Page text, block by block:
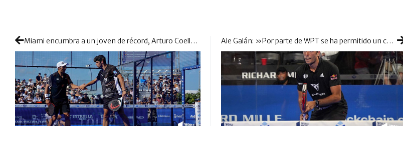
Miami encumbra a un joven de récord, Arturo Coello y al ‘Rey’ Fernando Belasteguín Ale Galán: »Por parte de WPT se ha permitido un comportamiento bochornoso y a nosotros no se nos escucha»